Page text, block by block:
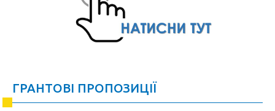
ГРАНТОВІ ПРОПОЗИЦІЇ